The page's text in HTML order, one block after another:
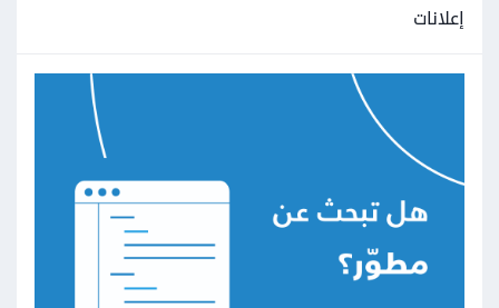
إعلانات